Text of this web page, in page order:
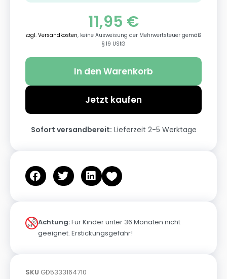
11,95 €
zzgl. Versandkosten, keine Ausweisung der Mehrwertsteuer gemäß
§ 19 UStG
In den Warenkorb
Jetzt kaufen
Sofort versandbereit: Lieferzeit 2-5 Werktage
Achtung:Für Kinder unter 36 Monaten nicht
geeignet. Erstickungsgefahr!
SKU GD5333164710